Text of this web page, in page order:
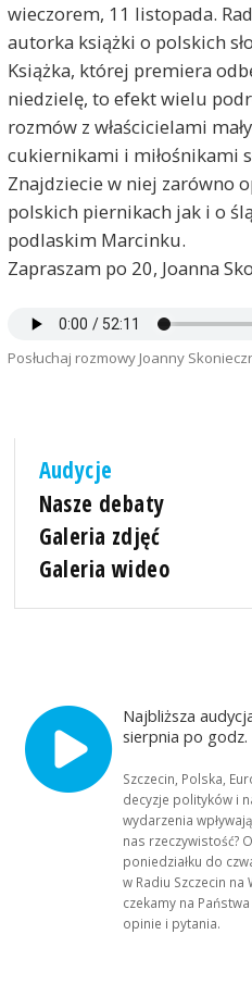
wieczorem, 11 listopada.
autorka książki o polskich
Książka, której premiera
niedzielę, to efekt wielu
rozmów z właścicielami
cukiernikami i miłośnikami
Znajdziecie w niej zarówno
polskich piernikach jak i o
podlaskim Marcinku.
Zapraszam po 20, Joanna
Posłuchaj rozmowy Joanny
Audycje
Nasze debaty
Galeria zdjęć
Galeria wideo
Najbliższa
sierpnia po godz.
Szczecin, Polska,
decyzje polityków i
wydarzenia
nas rzeczywistość?
poniedziałku do
w Radiu Szczecin na
czekamy na
opinie i pytania.